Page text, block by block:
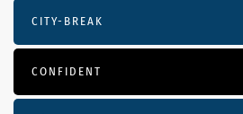
CITY-BREAK
CONFIDENT